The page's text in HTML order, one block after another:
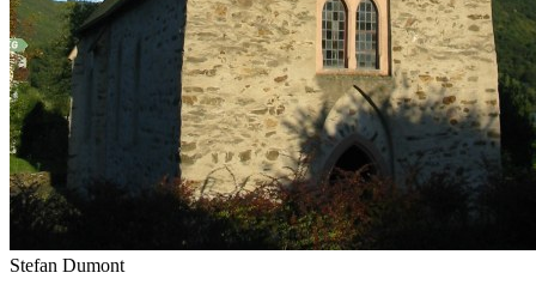
Stefan Dumont